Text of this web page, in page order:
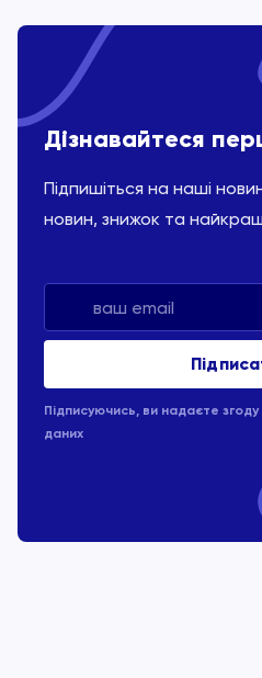
Дізнавайтеся
Підпишіться на наші
новин, знижок та
Підписуючись, ви надаєте
даних